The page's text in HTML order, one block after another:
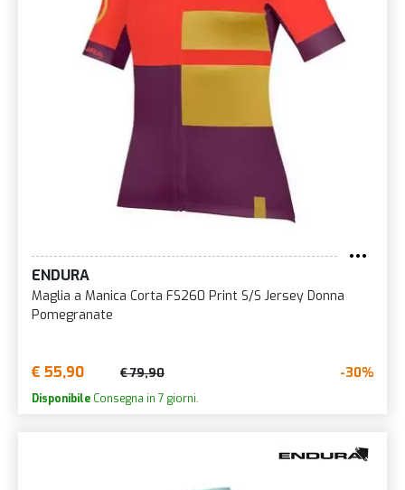
ENDURA
Maglia a Manica Corta FS260 Print S/S Jersey Donna
Pomegranate
€ 55,90 € 79,90 -30%
Disponibile Consegna in 7 giorni.